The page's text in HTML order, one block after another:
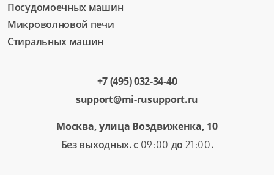
Посудомоечных машин
Микроволновой печи
Стиральных машин
+7 (495) 032-34-40
support@mi-rusupport.ru
Москва, улица Воздвиженка, 10
Без выходных. с 09:00 до 21:00.